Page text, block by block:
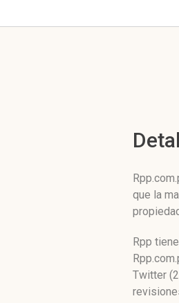
que la
Rpp
Twitter